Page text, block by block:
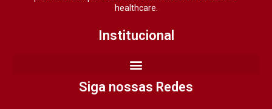
healthcare.
Institucional
Siga nossas Redes